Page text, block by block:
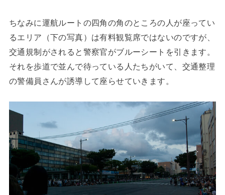
ちなみに運航ルートの四角の角のところの人が座ってい
るエリア（下の写真）は有料観覧席ではないのですが、
交通規制がされると警察官がブルーシートを引きます。
それを歩道で並んで待っている人たちがいて、交通整理
の警備員さんが誘導して座らせていきます。